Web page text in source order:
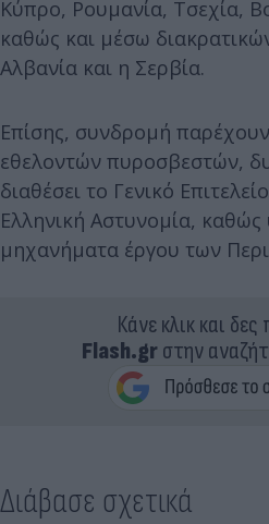
Κύπρο, Ρουμανία, Τσεχία,
καθώς και μέσω
Αλβανία και η Σερβία.
Επίσης, συνδρομή
εθελοντών πυροσβεστών,
διαθέσει το Γενικό
Ελληνική Αστυνομία, καθώς
μηχανήματα έργου των
Κάνε κλικ και
Flash.grστην
Διάβασε σχετικά